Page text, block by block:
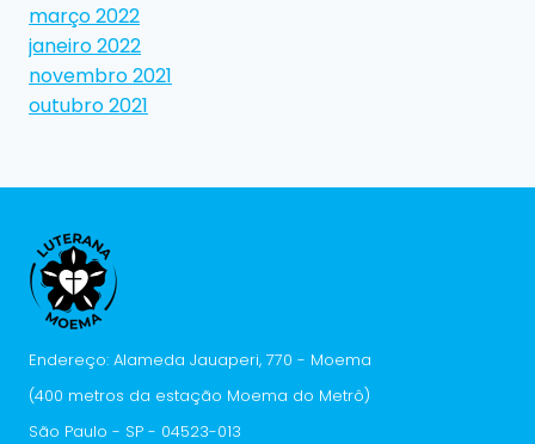
março 2022
janeiro 2022
novembro 2021
outubro 2021
Endereço: Alameda Jauaperi, 770 - Moema
(400 metros da estação Moema do Metrô)
São Paulo - SP - 04523-013